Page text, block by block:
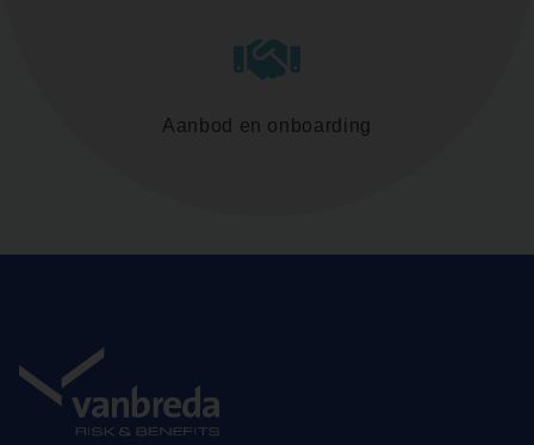
Aanbod en onboarding